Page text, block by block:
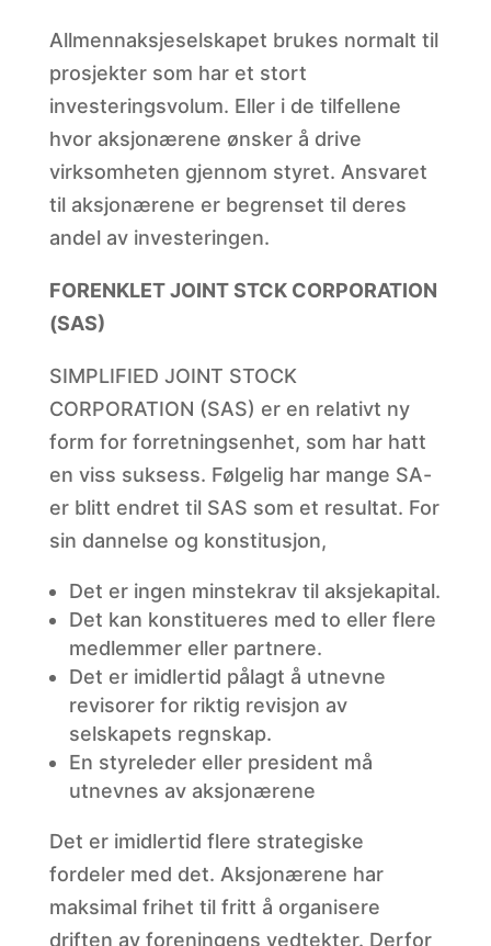
Allmennaksjeselskapet brukes normalt til
prosjekter som har et stort
investeringsvolum. Eller i de tilfellene
hvor aksjonærene ønsker å drive
virksomheten gjennom styret. Ansvaret
til aksjonærene er begrenset til deres
andel av investeringen.
FORENKLET JOINT STCK CORPORATION
(SAS)
SIMPLIFIED JOINT STOCK
CORPORATION (SAS) er en relativt ny
form for forretningsenhet, som har hatt
en viss suksess. Følgelig har mange SA-
er blitt endret til SAS som et resultat. For
sin dannelse og konstitusjon,
Det er ingen minstekrav til aksjekapital.
Det kan konstitueres med to eller flere
medlemmer eller partnere.
Det er imidlertid pålagt å utnevne
revisorer for riktig revisjon av
selskapets regnskap.
En styreleder eller president må
utnevnes av aksjonærene
Det er imidlertid flere strategiske
fordeler med det. Aksjonærene har
maksimal frihet til fritt å organisere
driften av foreningens vedtekter. Derfor